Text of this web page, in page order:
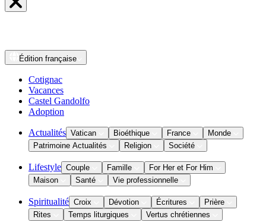
Édition française
Cotignac
Vacances
Castel Gandolfo
Adoption
Actualités Vatican Bioéthique France
Monde
Patrimoine Actualités
Religion Société
Lifestyle Couple Famille
For Her et For Him
Maison
Santé Vie professionnelle
Spiritualité Croix Dévotion Écritures
Prière
Rites
Temps liturgiques Vertus chrétiennes